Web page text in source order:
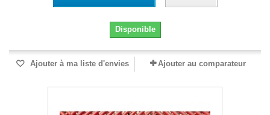
Disponible
Ajouter à ma liste d'envies Ajouter au comparateur